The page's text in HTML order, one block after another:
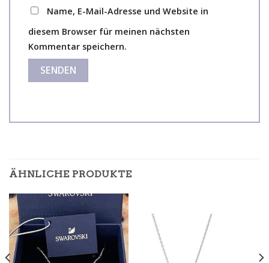
Name, E-Mail-Adresse und Website in
diesem Browser für meinen nächsten
Kommentar speichern.
ÄHNLICHE PRODUKTE